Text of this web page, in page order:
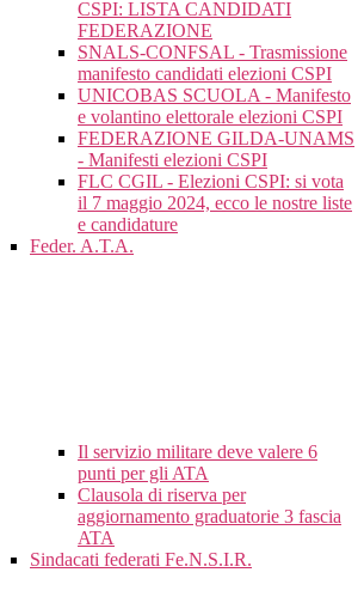
CSPI: LISTA CANDIDATI
FEDERAZIONE
SNALS-CONFSAL - Trasmissione
manifesto candidati elezioni CSPI
UNICOBAS SCUOLA - Manifesto
e volantino elettorale elezioni CSPI
FEDERAZIONE GILDA-UNAMS
- Manifesti elezioni CSPI
FLC CGIL - Elezioni CSPI: si vota
il 7 maggio 2024, ecco le nostre liste
e candidature
Feder. A.T.A.
Il servizio militare deve valere 6
punti per gli ATA
Clausola di riserva per
aggiornamento graduatorie 3 fascia
ATA
Sindacati federati Fe.N.S.I.R.